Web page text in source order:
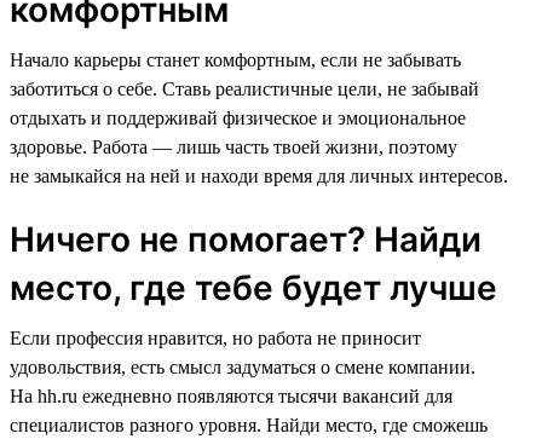
комфортным
Начало карьеры станет комфортным, если не забывать
заботиться о себе. Ставь реалистичные цели, не забывай
отдыхать и поддерживай физическое и эмоциональное
здоровье. Работа — лишь часть твоей жизни, поэтому
не замыкайся на ней и находи время для личных интересов.
Ничего не помогает? Найди
место, где тебе будет лучше
Если профессия нравится, но работа не приносит
удовольствия, есть смысл задуматься о смене компании.
На hh.ru ежедневно появляются тысячи вакансий для
специалистов разного уровня. Найди место, где сможешь